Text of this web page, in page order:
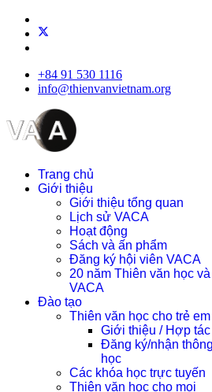
+84 91 530 1116
info@thienvanvietnam.org
Trang chủ
Giới thiệu
Giới thiệu tổng quan
Lịch sử VACA
Hoạt động
Sách và ấn phẩm
Đăng ký hội viên VACA
20 năm Thiên văn học và
VACA
Đào tạo
Thiên văn học cho trẻ em
Giới thiệu / Hợp tác
Đăng ký/nhận
học
Các khóa học trực tuyến
Thiên văn học cho mọi